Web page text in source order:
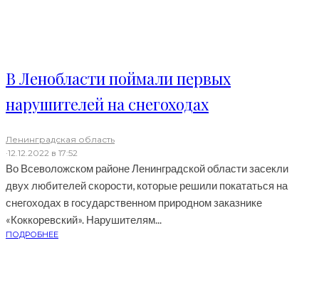
В Ленобласти поймали первых
нарушителей на снегоходах
Ленинградская область
·12.12.2022 в 17:52
Во Всеволожском районе Ленинградской области засекли
двух любителей скорости, которые решили покататься на
снегоходах в государственном природном заказнике
«Коккоревский». Нарушителям...
ПОДРОБНЕЕ